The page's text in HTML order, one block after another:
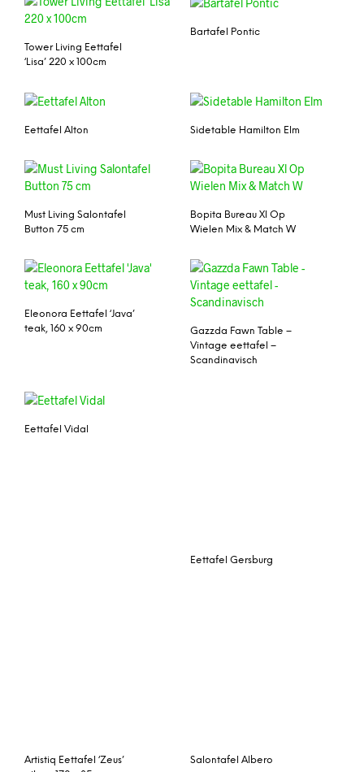
Tower Living Eettafel
‘Lisa’ 220 x 100cm
Bartafel Pontic
Eettafel Alton Sidetable Hamilton Elm
Must Living Salontafel
Button 75 cm
Bopita Bureau Xl Op
Wielen Mix & Match W
Eleonora Eettafel ‘Java’
teak, 160 x 90cm
Gazzda Fawn Table –
Vintage eettafel –
Scandinavisch
Eettafel Vidal